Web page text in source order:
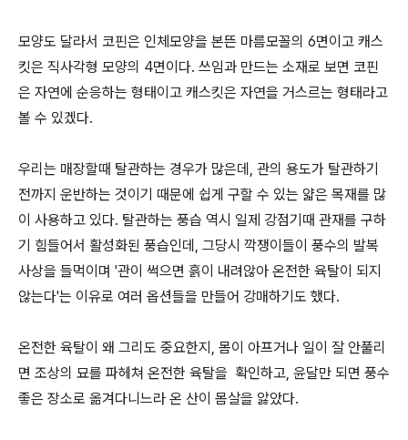
모양도 달라서 코핀은 인체모양을 본뜬 마름모꼴의 6면이고 캐스
킷은 직사각형 모양의 4면이다. 쓰임과 만드는 소재로 보면 코핀
은 자연에 순응하는 형태이고 캐스킷은 자연을 거스르는 형태라고
볼 수 있겠다.
우리는 매장할때 탈관하는 경우가 많은데, 관의 용도가 탈관하기
전까지 운반하는 것이기 때문에 쉽게 구할 수 있는 얇은 목재를 많
이 사용하고 있다. 탈관하는 풍습 역시 일제 강점기때 관재를 구하
기 힘들어서 활성화된 풍습인데, 그당시 깍쟁이들이 풍수의 발복
사상을 들먹이며 '관이 썩으면 흙이 내려않아 온전한 육탈이 되지
않는다'는 이유로 여러 옵션들을 만들어 강매하기도 했다.
온전한 육탈이 왜 그리도 중요한지, 몸이 아프거나 일이 잘 안풀리
면 조상의 묘를 파헤쳐 온전한 육탈을 확인하고, 윤달만 되면 풍수
좋은 장소로 옮겨다니느라 온 산이 몸살을 앓았다.